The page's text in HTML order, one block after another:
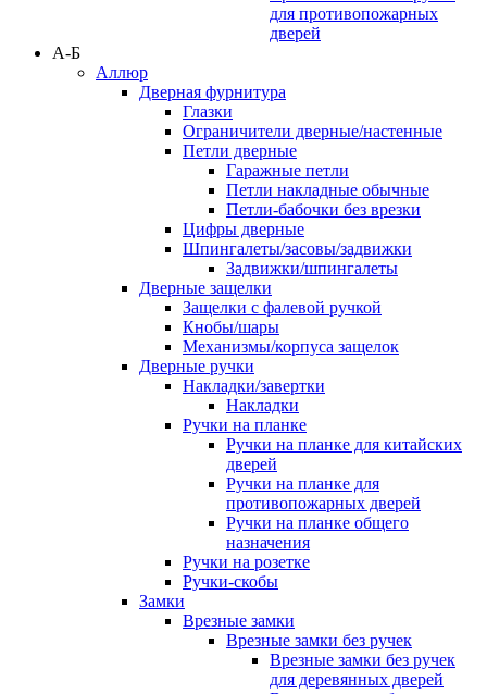
для противопожарных
дверей
А-Б
Аллюр
Дверная фурнитура
Глазки
Ограничители дверные/настенные
Петли дверные
Гаражные петли
Петли накладные обычные
Петли-бабочки без врезки
Цифры дверные
Шпингалеты/засовы/задвижки
Задвижки/шпингалеты
Дверные защелки
Защелки с фалевой ручкой
Кнобы/шары
Механизмы/корпуса защелок
Дверные ручки
Накладки/завертки
Накладки
Ручки на планке
Ручки на планке для китайских
дверей
Ручки на планке для
противопожарных дверей
Ручки на планке общего
назначения
Ручки на розетке
Ручки-скобы
Замки
Врезные замки
Врезные замки без ручек
Врезные замки без ручек
для деревянных дверей